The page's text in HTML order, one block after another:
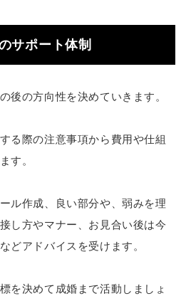
サポート体制
後の方向性を決めていきます。
る際の注意事項から費用や仕組
す。
ル作成、良い部分や、弱みを理
し方やマナー、お見合い後は今
どアドバイスを受けます。
を決めて成婚まで活動しましょ